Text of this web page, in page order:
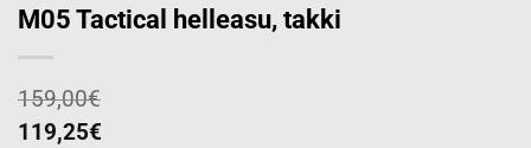
M05 Tactical helleasu, takki
159,00€
119,25€